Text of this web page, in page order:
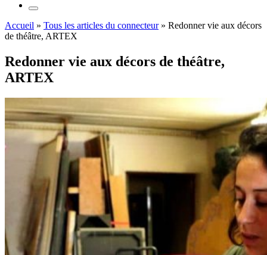
Accueil » Tous les articles du connecteur» Redonner vie aux décors
de théâtre, ARTEX
Redonner vie aux décors de théâtre,
ARTEX